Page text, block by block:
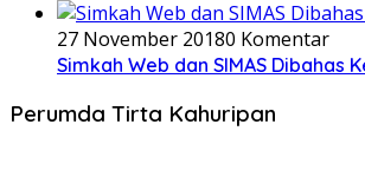
27 November 20180 Komentar
Simkah Web dan SIMAS Dibahas
Perumda Tirta Kahuripan